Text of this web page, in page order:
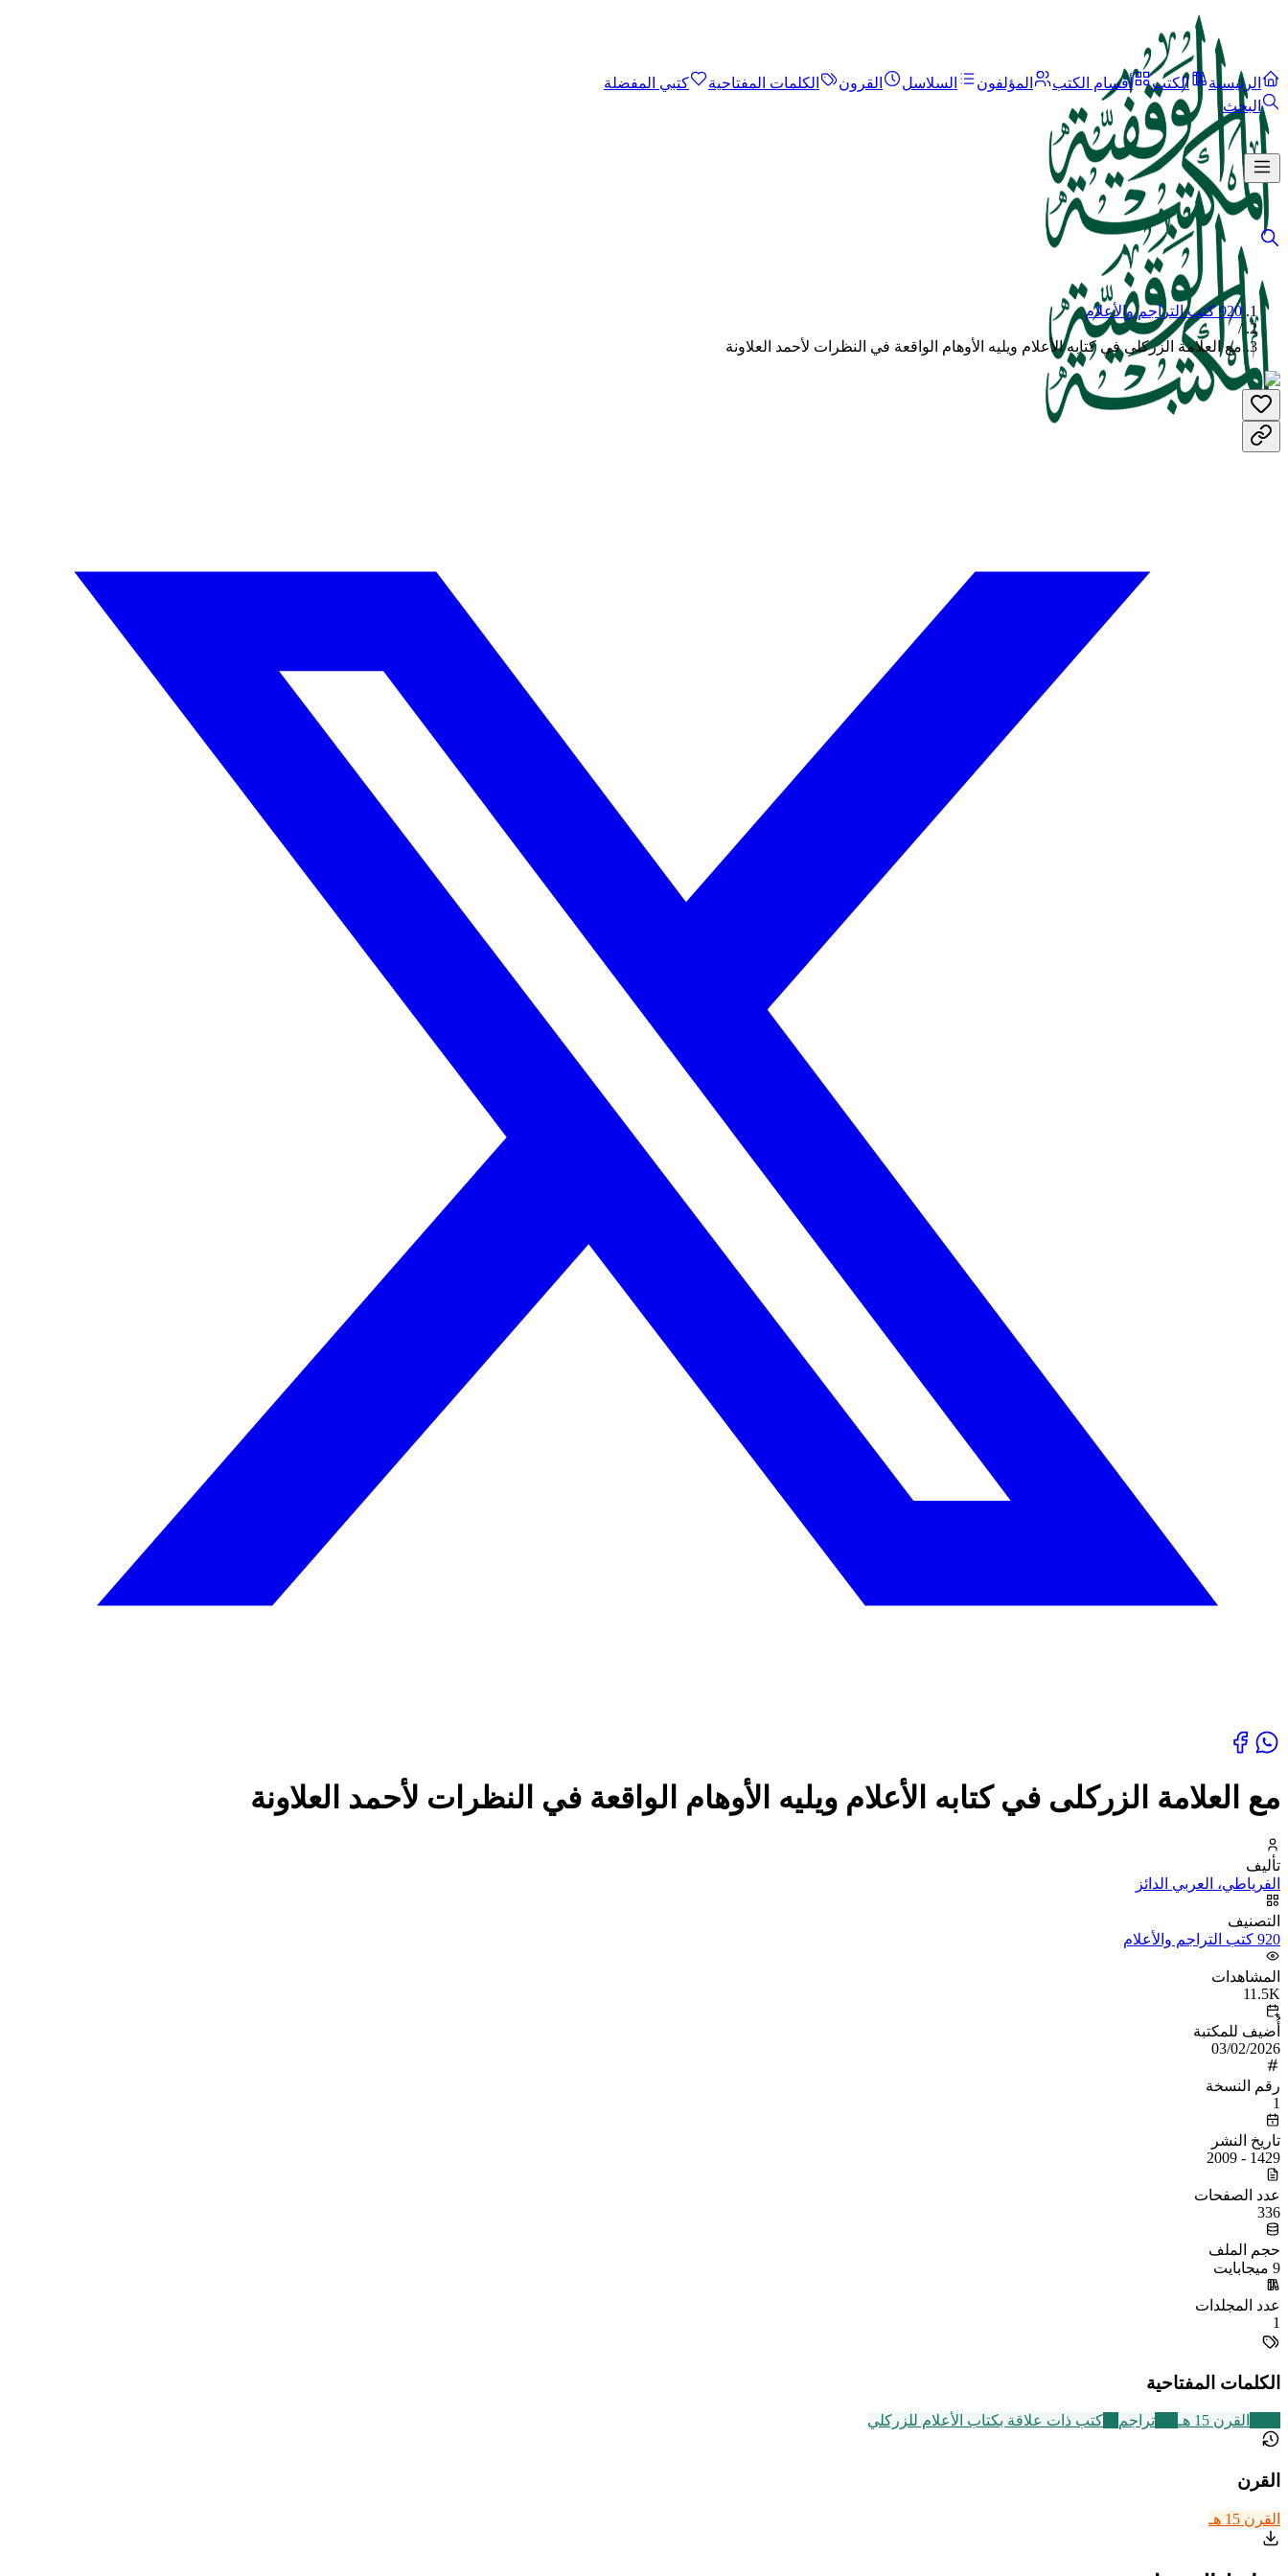
الرئيسية الكتب أقسام الكتب المؤلفون السلاسل القرون الكلمات المفتاحية
كتبي المفضلة
البحث
920 كتب التراجم والأعلام
/
مع العلامة الزركلى في كتابه الأعلام ويليه الأوهام الواقعة في النظرات لأحمد العلاونة
مع العلامة الزركلى في كتابه الأعلام ويليه الأوهام الواقعة في النظرات لأحمد العلاونة
تأليف
الفرياطي، العربي الدائز
التصنيف
920 كتب التراجم والأعلام
المشاهدات
11.5K
أُضيف للمكتبة
03/02/2026
رقم النسخة
1
تاريخ النشر
1429 - 2009
عدد الصفحات
336
حجم الملف
9 ميجابايت
عدد المجلدات
1
الكلمات المفتاحية
القرن 15 هـ تراجم كتب ذات علاقة بكتاب الأعلام للزركلي
القرن
القرن 15 هـ